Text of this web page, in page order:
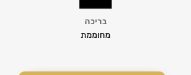
בריכה
מחוממת